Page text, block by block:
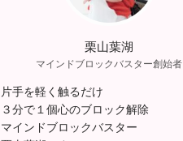
栗山葉湖
マインドブロックバスター創始者
片手を軽く触るだけ
３分で１個心のブロック解除
マインドブロックバスター